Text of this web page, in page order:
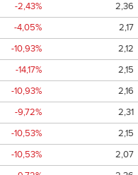
-2,43%
2,36
-4,05%
2,17
-10,93%
2,12
-14,17%
2,15
-10,93%
2,16
-9,72%
2,31
-10,53%
2,15
-10,53%
2,07